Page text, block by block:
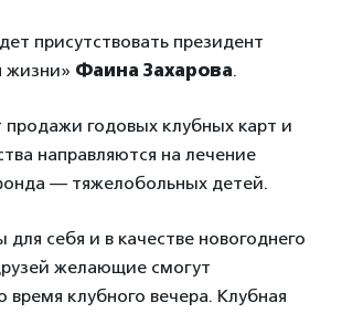
присутствовать президент
жизни» Фаина Захарова.
годовых клубных карт и
направляются на лечение
— тяжелобольных детей.
для себя и в качестве новогоднего
желающие смогут
время клубного вечера. Клубная